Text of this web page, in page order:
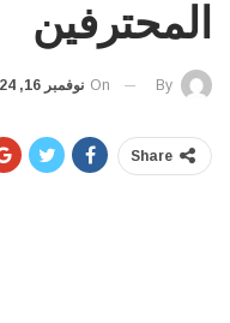
المحترفين
By
On نوفمبر 16, 2024
Share